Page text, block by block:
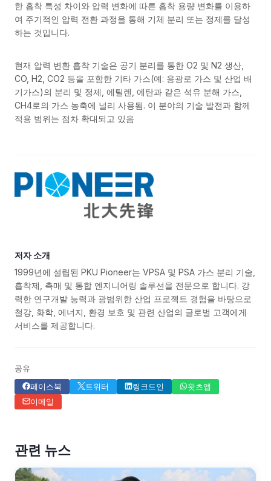
한 흡착 특성 차이와 압력 변화에 따른 흡착 용량 변화를 이용하
여 주기적인 압력 전환 과정을 통해 기체 분리 또는 정제를 달성
하는 것입니다.
현재 압력 변환 흡착 기술은 공기 분리를 통한 O2 및 N2 생산,
CO, H2, CO2 등을 포함한 기타 가스(예: 용광로 가스 및 산업 배
기가스)의 분리 및 정제, 에틸렌, 에탄과 같은 석유 분해 가스,
CH4로의 가스 농축에 널리 사용됨. 이 분야의 기술 발전과 함께
적용 범위는 점차 확대되고 있음
저자 소개
1999년에 설립된 PKU Pioneer는 VPSA 및 PSA 가스 분리 기술,
흡착제, 촉매 및 통합 엔지니어링 솔루션을 전문으로 합니다. 강
력한 연구개발 능력과 광범위한 산업 프로젝트 경험을 바탕으로
철강, 화학, 에너지, 환경 보호 및 관련 산업의 글로벌 고객에게
서비스를 제공합니다.
공유
페이스북
트위터 링크드인
왓츠앱
이메일
관련 뉴스